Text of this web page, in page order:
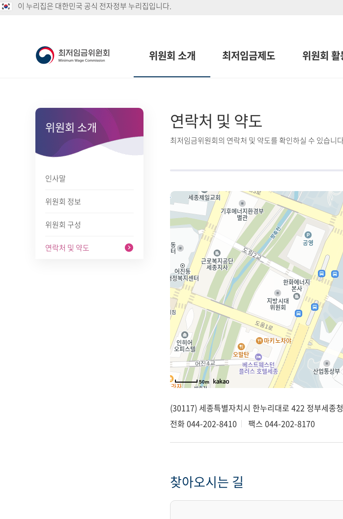
이 누리집은 대한민국 공식 전자정부 누리집입니다.
위원회 소개 최저임금제도 위원회 활
위원회 소개
인사말
위원회 정보
위원회 구성
연락처 및 약도
연락처 및 약도
최저임금위원회의 연락처 및 약도를 확인하실 수 있습니
50m
(30117) 세종특별자치시 한누리대로 422 정부세종
전화044-202-8410 팩스 044-202-8170
찾아오시는 길